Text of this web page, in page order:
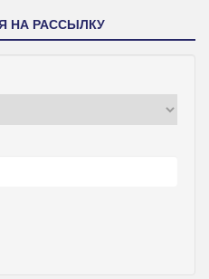
НА РАССЫЛКУ